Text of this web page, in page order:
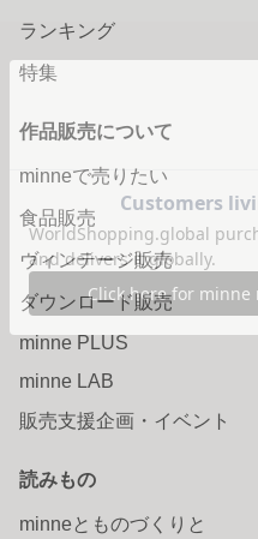
ランキング
特集
作品販売について
minneで売りたい
食品販売
ヴィンテージ販売
ダウンロード販売
minne PLUS
minne LAB
販売支援企画・イベント
読みもの
minneとものづくりと